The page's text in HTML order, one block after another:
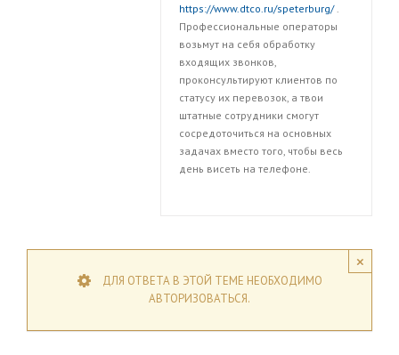
https://www.dtco.ru/speterburg/.
Профессиональные операторы
возьмут на себя обработку
входящих звонков,
проконсультируют клиентов по
статусу их перевозок, а твои
штатные сотрудники смогут
сосредоточиться на основных
задачах вместо того, чтобы весь
день висеть на телефоне.
×
ДЛЯ ОТВЕТА В ЭТОЙ ТЕМЕ НЕОБХОДИМО
АВТОРИЗОВАТЬСЯ.